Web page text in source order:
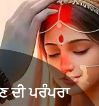
ਦੀ ਪਰੰਪਰਾ